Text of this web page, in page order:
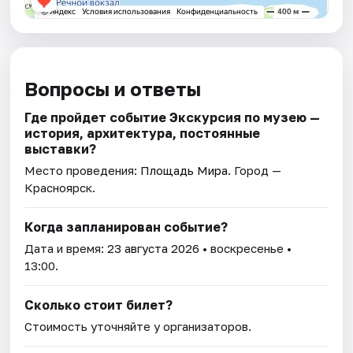
Вопросы и ответы
Где пройдет событие Экскурсия по музею —
история, архитектура, постоянные
выставки?
Место проведения: Площадь Мира. Город —
Красноярск.
Когда запланирован событие?
Дата и время:23 августа 2026 • воскресенье •
13:00.
Сколько стоит билет?
Стоимость уточняйте у организаторов.